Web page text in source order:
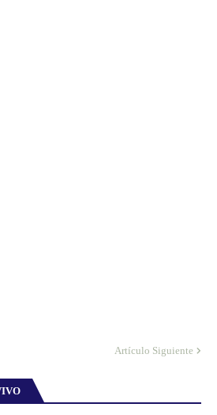
Artículo Siguiente